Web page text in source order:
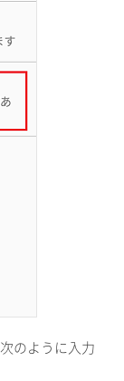
のように入力